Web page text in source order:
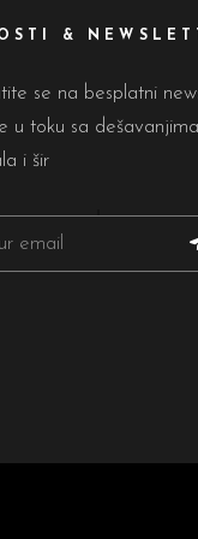
&
se na besplatni
u toku sa dešavanjima
i šir